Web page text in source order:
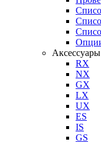
Аксессуары
RX
NX
GX
LX
UX
ES
IS
GS